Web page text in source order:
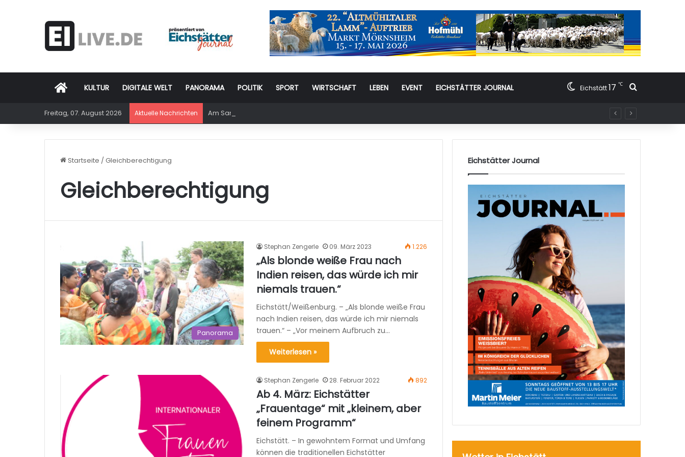
Startseite
KULTUR DIGITALE WELT PANORAMA POLITIK SPORT WIRTSCHAFT LEBEN EVENT EICHSTÄTTER JOURNAL Eichstätt17 ℃ Suchen
Freitag, 07. August 2026 Aktuelle Nachrichten Am Samstag: 6. Eichstätter Kinder- und Jugendtag – für ganze Familie
Startseite /Gleichberechtigung
Gleichberechtigung
Panorama
Stephan Zengerle 09. März 2023 1.226
„Als blonde weiße Frau nach
Indien reisen, das würde ich mir
niemals trauen.“
Eichstätt/Weißenburg. – „Als blonde weiße Frau
nach Indien reisen, das würde ich mir niemals
trauen.“ – „Vor meinem Aufbruch zu…
Weiterlesen »
Stephan Zengerle 28. Februar 2022 892
Ab 4. März: Eichstätter
„Frauentage“ mit „kleinem, aber
feinem Programm“
Eichstätt. – In gewohntem Format und Umfang
können die traditionellen Eichstätter
Eichstätter Journal